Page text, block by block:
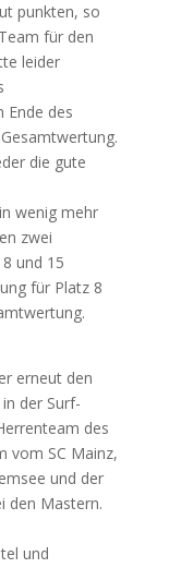
punkten, so
für den
leider
Ende des
die gute
wenig mehr
zwei
und 15
für Platz 8
erneut den
der Surf-
des
vom SC Mainz,
und der
den Mastern.
und